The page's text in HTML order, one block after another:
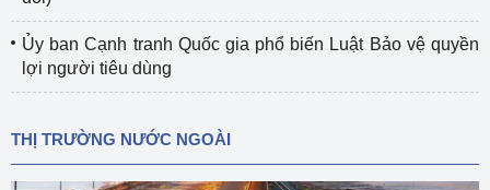
Ủy ban Cạnh tranh Quốc gia phổ biến Luật Bảo vệ quyền
lợi người tiêu dùng
THỊ TRƯỜNG NƯỚC NGOÀI